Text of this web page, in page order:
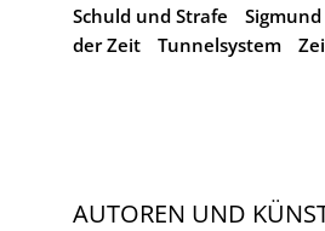
Schuld und Strafe
der Zeit
Tunnelsystem
AUTOREN UND